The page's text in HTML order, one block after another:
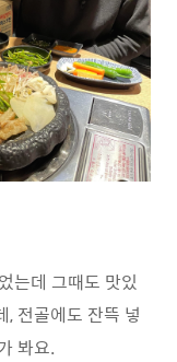
는데 그때도 맛있
전골에도 잔뜩 넣
봐요.